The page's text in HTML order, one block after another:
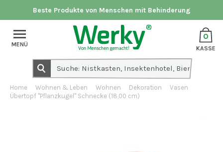
Beste Produkte von Menschen mit Behinderung
0
KASSE
MENÜ
Home Wohnen & Leben Wohnen Dekoration
Vasen
Übertopf "Pflanzkugel" Schnecke (18,00 cm)